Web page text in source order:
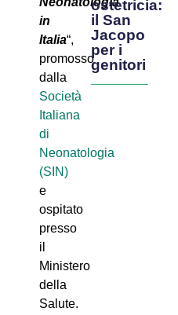
in
Italia“,
promosso
dalla
Società
Italiana
di
Neonatologia
(SIN)
e
ospitato
presso
il
Ministero
della
Salute.
ostetricia:
il San
Jacopo
per i
genitori